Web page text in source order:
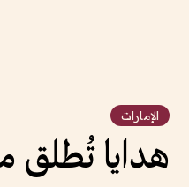
الإمارات
هدايا تُطلق